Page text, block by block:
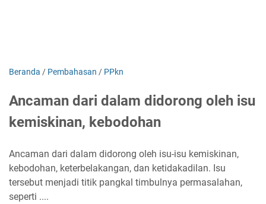
Beranda / Pembahasan / PPkn
Ancaman dari dalam didorong oleh isu
kemiskinan, kebodohan
Ancaman dari dalam didorong oleh isu-isu kemiskinan,
kebodohan, keterbelakangan, dan ketidakadilan. Isu
tersebut menjadi titik pangkal timbulnya permasalahan,
seperti ....